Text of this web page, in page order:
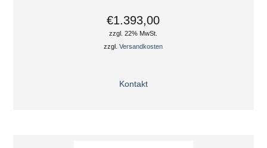
€1.393,00
zzgl. 22% MwSt.
zzgl.Versandkosten
Kontakt